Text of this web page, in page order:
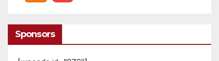
Sponsors